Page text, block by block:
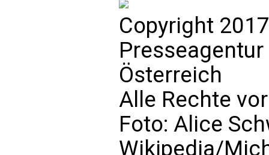
Copyright
Presseagentur
Österreich
Alle Rechte
Foto: Alice
Wikipedia/